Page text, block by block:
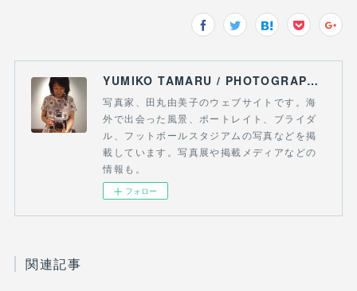
YUMIKO TAMARU / PHOTOGRAPHY & FOOTBALL
写真家、田丸由美子のウェブサイトです。海
外で出会った風景、ポートレイト、ブライダ
ル、フットボールスタジアムの写真などを掲
載しています。写真展や掲載メディアなどの
情報も。
フォロー
関連記事